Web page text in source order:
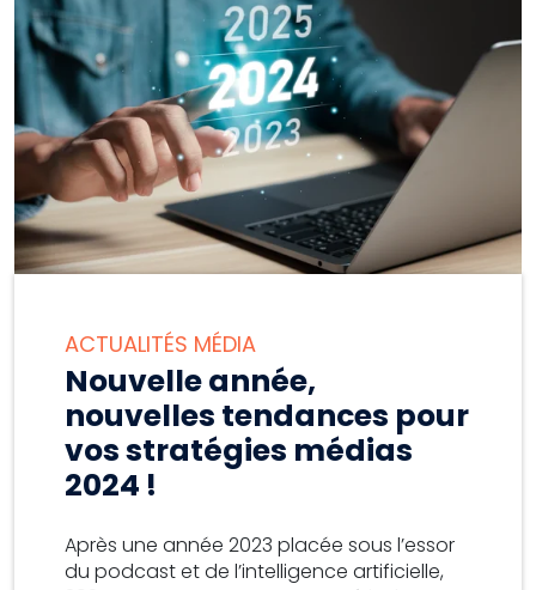
ACTUALITÉS MÉDIA
Nouvelle année,
nouvelles tendances pour
vos stratégies médias
2024 !
Après une année 2023 placée sous l’essor
du podcast et de l’intelligence artificielle,